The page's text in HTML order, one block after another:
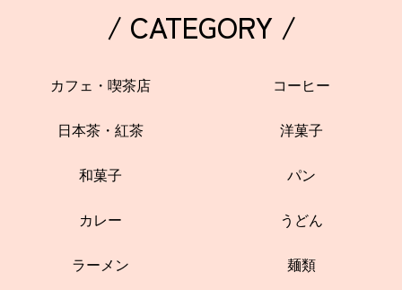
/ CATEGORY /
カフェ・喫茶店 コーヒー
日本茶・紅茶 洋菓子
和菓子 パン
カレー うどん
ラーメン 麺類